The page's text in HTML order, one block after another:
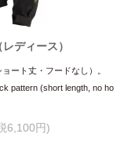
ディース）
ート丈・フードなし）。
pattern (short length, no ho
6,100円)